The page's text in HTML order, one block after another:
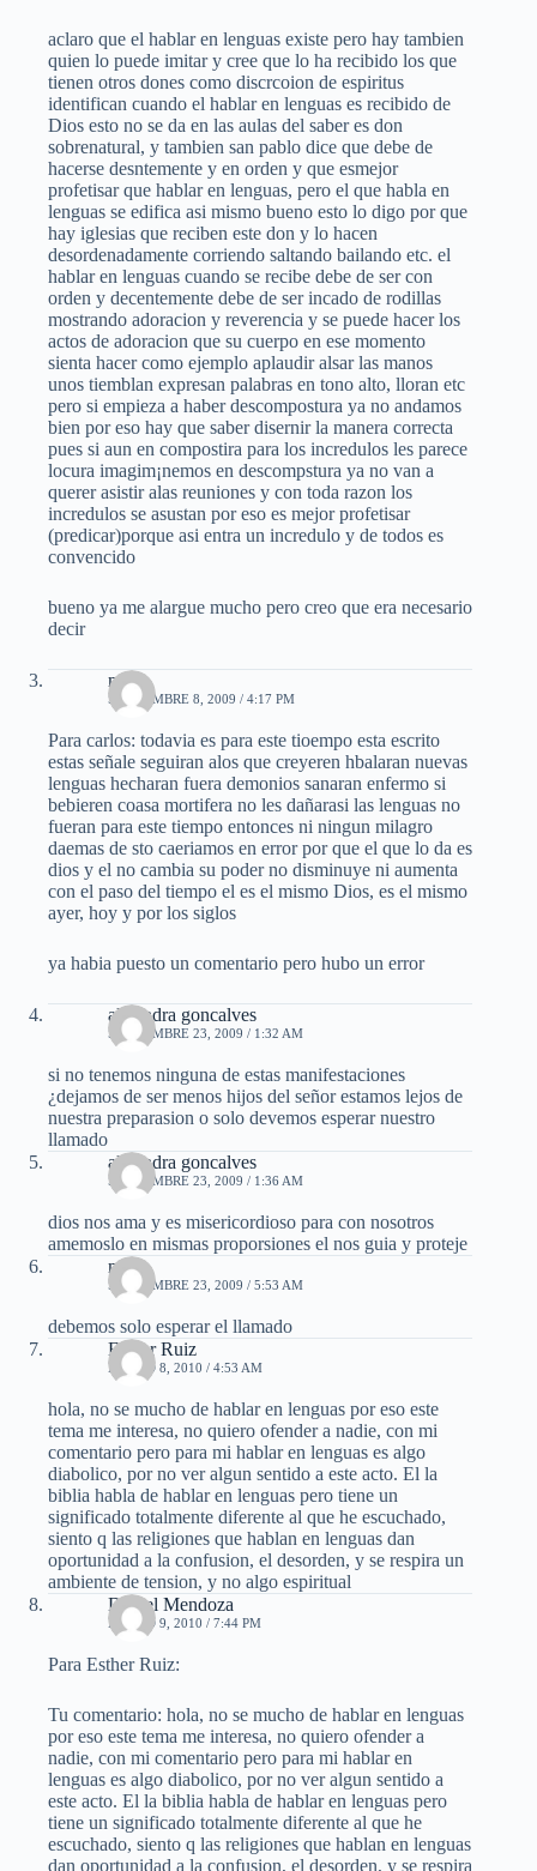
aclaro que el hablar en lenguas existe pero hay tambien
quien lo puede imitar y cree que lo ha recibido los que
tienen otros dones como discrcoion de espiritus
identifican cuando el hablar en lenguas es recibido de
Dios esto no se da en las aulas del saber es don
sobrenatural, y tambien san pablo dice que debe de
hacerse desntemente y en orden y que esmejor
profetisar que hablar en lenguas, pero el que habla en
lenguas se edifica asi mismo bueno esto lo digo por que
hay iglesias que reciben este don y lo hacen
desordenadamente corriendo saltando bailando etc. el
hablar en lenguas cuando se recibe debe de ser con
orden y decentemente debe de ser incado de rodillas
mostrando adoracion y reverencia y se puede hacer los
actos de adoracion que su cuerpo en ese momento
sienta hacer como ejemplo aplaudir alsar las manos
unos tiemblan expresan palabras en tono alto, lloran etc
pero si empieza a haber descompostura ya no andamos
bien por eso hay que saber disernir la manera correcta
pues si aun en compostira para los incredulos les parece
locura imagim¡nemos en descompstura ya no van a
querer asistir alas reuniones y con toda razon los
incredulos se asustan por eso es mejor profetisar
(predicar)porque asi entra un incredulo y de todos es
convencido
bueno ya me alargue mucho pero creo que era necesario
decir
mael
SEPTIEMBRE 8, 2009 / 4:17 PM
Para carlos: todavia es para este tioempo esta escrito
estas señale seguiran alos que creyeren hbalaran nuevas
lenguas hecharan fuera demonios sanaran enfermo si
bebieren coasa mortifera no les dañarasi las lenguas no
fueran para este tiempo entonces ni ningun milagro
daemas de sto caeriamos en error por que el que lo da es
dios y el no cambia su poder no disminuye ni aumenta
con el paso del tiempo el es el mismo Dios, es el mismo
ayer, hoy y por los siglos
ya habia puesto un comentario pero hubo un error
alejandra goncalves
SEPTIEMBRE 23, 2009 / 1:32 AM
si no tenemos ninguna de estas manifestaciones
¿dejamos de ser menos hijos del señor estamos lejos de
nuestra preparasion o solo devemos esperar nuestro
llamado
alejandra goncalves
SEPTIEMBRE 23, 2009 / 1:36 AM
dios nos ama y es misericordioso para con nosotros
amemoslo en mismas proporsiones el nos guia y proteje
mael
SEPTIEMBRE 23, 2009 / 5:53 AM
debemos solo esperar el llamado
Esther Ruiz
MARZO 8, 2010 / 4:53 AM
hola, no se mucho de hablar en lenguas por eso este
tema me interesa, no quiero ofender a nadie, con mi
comentario pero para mi hablar en lenguas es algo
diabolico, por no ver algun sentido a este acto. El la
biblia habla de hablar en lenguas pero tiene un
significado totalmente diferente al que he escuchado,
siento q las religiones que hablan en lenguas dan
oportunidad a la confusion, el desorden, y se respira un
ambiente de tension, y no algo espiritual
Daniel Mendoza
MARZO 9, 2010 / 7:44 PM
Para Esther Ruiz:
Tu comentario: hola, no se mucho de hablar en lenguas
por eso este tema me interesa, no quiero ofender a
nadie, con mi comentario pero para mi hablar en
lenguas es algo diabolico, por no ver algun sentido a
este acto. El la biblia habla de hablar en lenguas pero
tiene un significado totalmente diferente al que he
escuchado, siento q las religiones que hablan en lenguas
dan oportunidad a la confusion, el desorden, y se respira